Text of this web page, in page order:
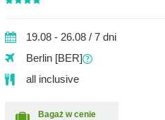
19.08 - 26.08 / 7 dni
Berlin [BER]
all inclusive
Bagaż w cenie